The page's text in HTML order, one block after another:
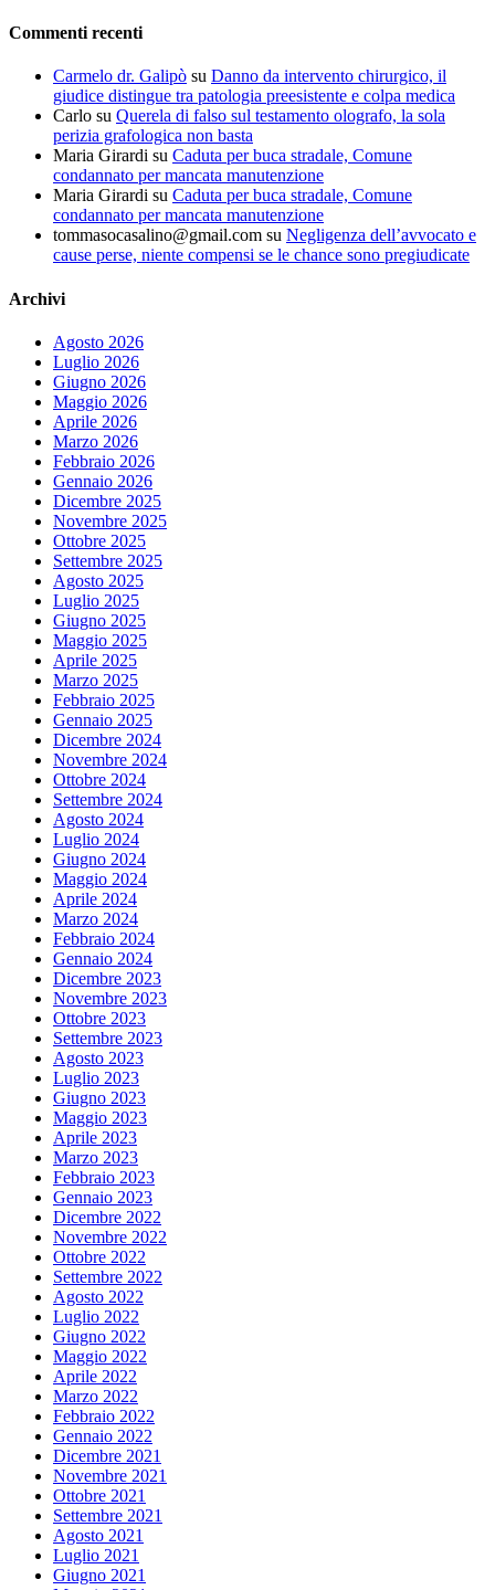
Commenti recenti
Carmelo dr. Galipò su Danno da intervento chirurgico, il
giudice distingue tra patologia preesistente e colpa medica
Carlo su Querela di falso sul testamento olografo, la sola
perizia grafologica non basta
Maria Girardi su Caduta per buca stradale, Comune
condannato per mancata manutenzione
Maria Girardi su Caduta per buca stradale, Comune
condannato per mancata manutenzione
tommasocasalino@gmail.com su Negligenza dell’avvocato e
cause perse, niente compensi se le chance sono pregiudicate
Archivi
Agosto 2026
Luglio 2026
Giugno 2026
Maggio 2026
Aprile 2026
Marzo 2026
Febbraio 2026
Gennaio 2026
Dicembre 2025
Novembre 2025
Ottobre 2025
Settembre 2025
Agosto 2025
Luglio 2025
Giugno 2025
Maggio 2025
Aprile 2025
Marzo 2025
Febbraio 2025
Gennaio 2025
Dicembre 2024
Novembre 2024
Ottobre 2024
Settembre 2024
Agosto 2024
Luglio 2024
Giugno 2024
Maggio 2024
Aprile 2024
Marzo 2024
Febbraio 2024
Gennaio 2024
Dicembre 2023
Novembre 2023
Ottobre 2023
Settembre 2023
Agosto 2023
Luglio 2023
Giugno 2023
Maggio 2023
Aprile 2023
Marzo 2023
Febbraio 2023
Gennaio 2023
Dicembre 2022
Novembre 2022
Ottobre 2022
Settembre 2022
Agosto 2022
Luglio 2022
Giugno 2022
Maggio 2022
Aprile 2022
Marzo 2022
Febbraio 2022
Gennaio 2022
Dicembre 2021
Novembre 2021
Ottobre 2021
Settembre 2021
Agosto 2021
Luglio 2021
Giugno 2021